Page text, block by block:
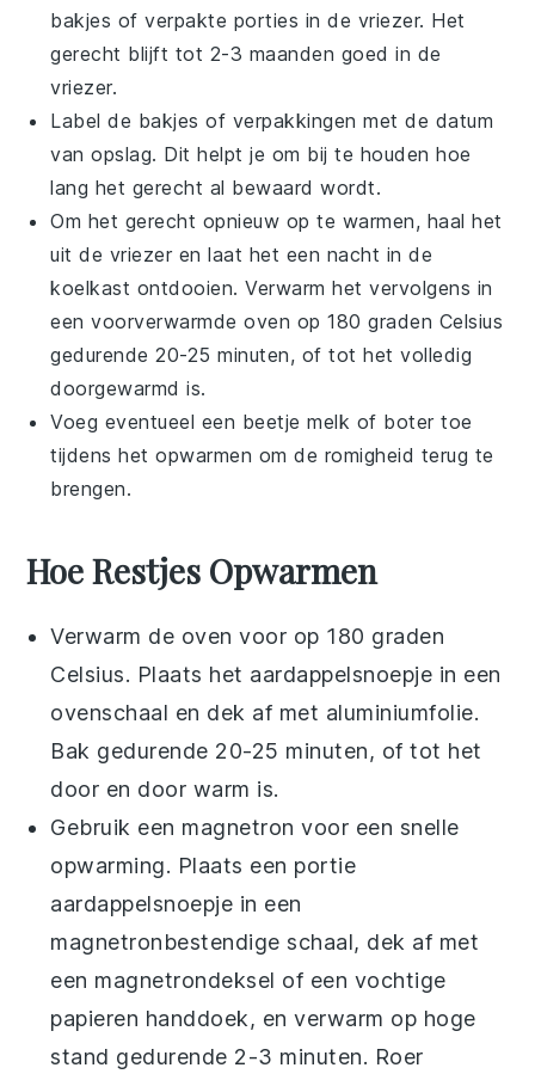
bakjes of verpakte porties in de vriezer. Het
gerecht blijft tot 2-3 maanden goed in de
vriezer.
Label de bakjes of verpakkingen met de datum
van opslag. Dit helpt je om bij te houden hoe
lang het gerecht al bewaard wordt.
Om het gerecht opnieuw op te warmen, haal het
uit de vriezer en laat het een nacht in de
koelkast ontdooien. Verwarm het vervolgens in
een voorverwarmde oven op 180 graden Celsius
gedurende 20-25 minuten, of tot het volledig
doorgewarmd is.
Voeg eventueel een beetjemelk of boter toe
tijdens het opwarmen om de romigheid terug te
brengen.
Hoe Restjes Opwarmen
Verwarm de oven voor op 180 graden
Celsius. Plaats het aardappelsnoepje in een
ovenschaal en dek af met aluminiumfolie.
Bak gedurende 20-25 minuten, of tot het
door en door warm is.
Gebruik een magnetron voor een snelle
opwarming. Plaats een portie
aardappelsnoepje in een
magnetronbestendige schaal, dek af met
een magnetrondeksel of een vochtige
papieren handdoek, en verwarm op hoge
stand gedurende 2-3 minuten. Roer